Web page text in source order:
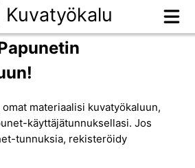
Kuvatyökalu
materiaalisi kuvatyökaluun,
käyttäjätunnuksellasi. Jos
tunnuksia, rekisteröidy